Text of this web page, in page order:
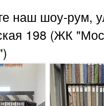
наш шоу-рум,
198 (ЖК